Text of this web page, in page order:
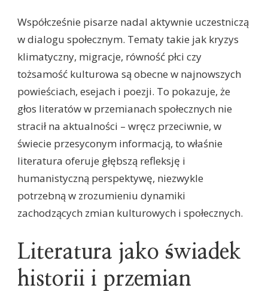
Współcześnie pisarze nadal aktywnie uczestniczą
w dialogu społecznym. Tematy takie jak kryzys
klimatyczny, migracje, równość płci czy
tożsamość kulturowa są obecne w najnowszych
powieściach, esejach i poezji. To pokazuje, że
głos literatów w przemianach społecznych nie
stracił na aktualności – wręcz przeciwnie, w
świecie przesyconym informacją, to właśnie
literatura oferuje głębszą refleksję i
humanistyczną perspektywę, niezwykle
potrzebną w zrozumieniu dynamiki
zachodzących zmian kulturowych i społecznych.
Literatura jako świadek
historii i przemian